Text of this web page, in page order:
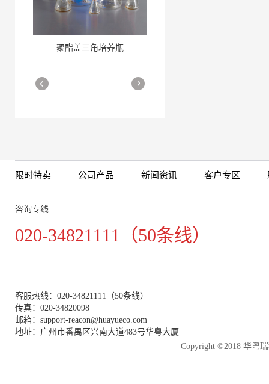
聚酯盖三角培养瓶
细胞培养瓶
More
限时特卖 公司产品 新闻资讯 客户专区
咨询专线
020-34821111（50条线）
客服热线：020-34821111（50条线）
传真：020-34820098
邮箱：support-reacon@huayueco.com
地址：广州市番禺区兴南大道483号华粤大厦
Copyright ©2018 华粤